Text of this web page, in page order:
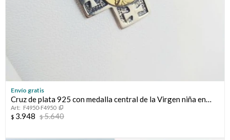
Envío gratis
Cruz de plata 925 con medalla central de la Virgen niña en
double de oro 18 Ktes. Medidas: 2.3 cm * 2.3 cm, espesor 1.5
mm
F4950-F4950
$ 3.948 $5.640